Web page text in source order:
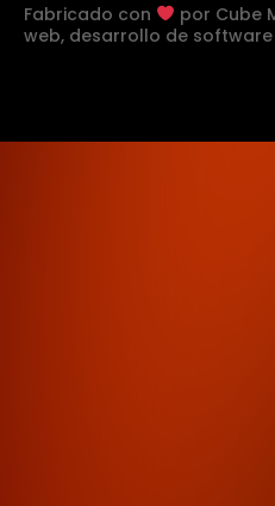
Fabricado con por Cube
web, desarrollo de software